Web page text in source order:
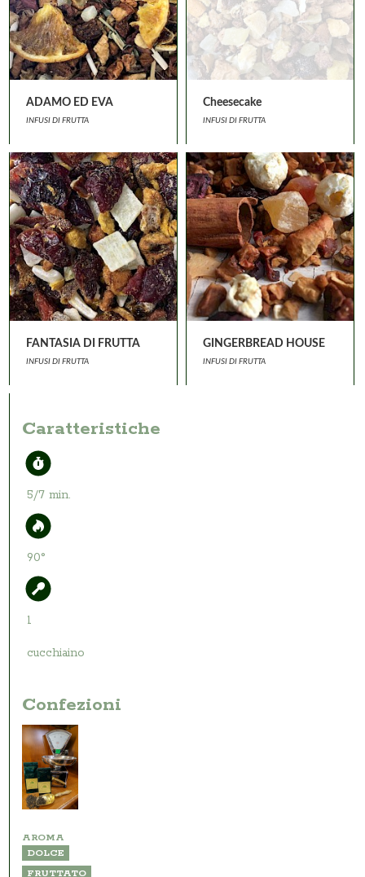
ADAMO ED EVA
INFUSI DI FRUTTA
Cheesecake
INFUSI DI FRUTTA
FANTASIA DI FRUTTA
INFUSI DI FRUTTA
GINGERBREAD HOUSE
INFUSI DI FRUTTA
Caratteristiche
5/7 min.
90°
1
cucchiaino
Confezioni
AROMA
DOLCE
FRUTTATO